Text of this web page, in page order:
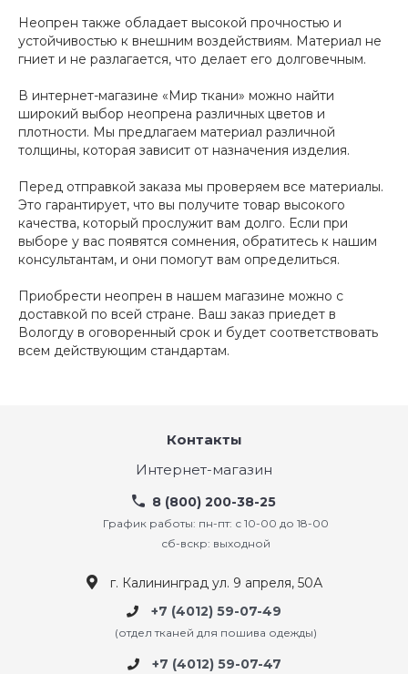
Неопрен также обладает высокой прочностью и
устойчивостью к внешним воздействиям. Материал не
гниет и не разлагается, что делает его долговечным.
В интернет-магазине «Мир ткани» можно найти
широкий выбор неопрена различных цветов и
плотности. Мы предлагаем материал различной
толщины, которая зависит от назначения изделия.
Перед отправкой заказа мы проверяем все материалы.
Это гарантирует, что вы получите товар высокого
качества, который прослужит вам долго. Если при
выборе у вас появятся сомнения, обратитесь к нашим
консультантам, и они помогут вам определиться.
Приобрести неопрен в нашем магазине можно с
доставкой по всей стране. Ваш заказ приедет в
Вологду в оговоренный срок и будет соответствовать
всем действующим стандартам.
Контакты
Интернет-магазин
8 (800) 200-38-25
График работы: пн-пт: с 10-00 до 18-00
сб-вскр: выходной
г. Калининград ул. 9 апреля, 50А
+7 (4012) 59-07-49
(отдел тканей для пошива одежды)
+7 (4012) 59-07-47